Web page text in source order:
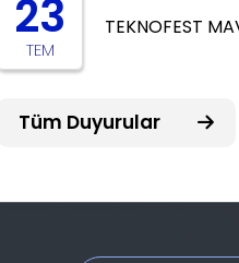
23
TEM
TEKNOFEST
Tüm Duyurular